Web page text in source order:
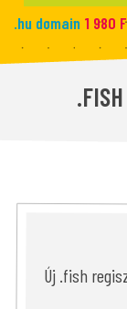
.hu domain 1 980
.site domain
Új honlap2
Új .fish